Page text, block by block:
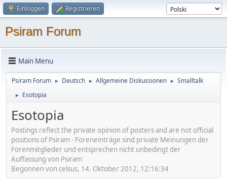
Einloggen Registrieren
Psiram Forum
Main Menu
Psiram Forum ► Deutsch ► Allgemeine Diskussionen ► Smalltalk
► Esotopia
Esotopia
Postings reflect the private opinion of posters and are not official
positions of Psiram - Foreneinträge sind private Meinungen der
Forenmitglieder und entsprechen nicht unbedingt der
Auffassung von Psiram
Begonnen von celsus, 14. Oktober 2012, 12:16:34